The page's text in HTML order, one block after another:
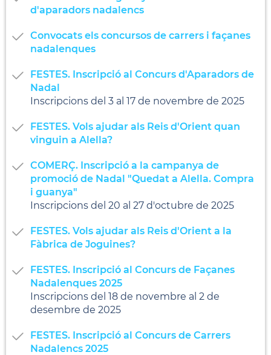
d'aparadors nadalencs
Convocats els concursos de carrers i façanes
nadalenques
FESTES. Inscripció al Concurs d'Aparadors de
Nadal
Inscripcions del 3 al 17 de novembre de 2025
FESTES. Vols ajudar als Reis d'Orient quan
vinguin a Alella?
COMERÇ. Inscripció a la campanya de
promoció de Nadal "Quedat a Alella. Compra
i guanya"
Inscripcions del 20 al 27 d'octubre de 2025
FESTES. Vols ajudar als Reis d'Orient a la
Fàbrica de Joguines?
FESTES. Inscripció al Concurs de Façanes
Nadalenques 2025
Inscripcions del 18 de novembre al 2 de
desembre de 2025
FESTES. Inscripció al Concurs de Carrers
Nadalencs 2025